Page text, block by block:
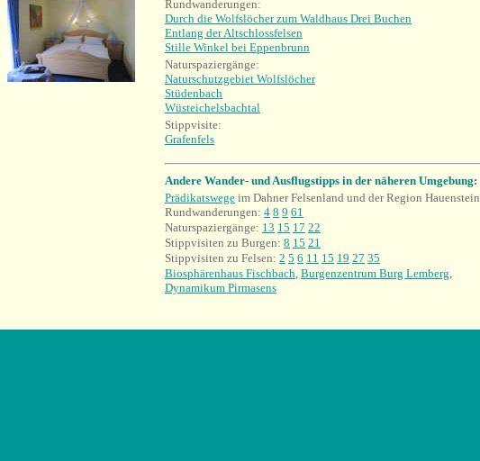
Rundwanderungen:
Durch die Wolfslöcher zum Waldhaus Drei Buchen
Entlang der Altschlossfelsen
Stille Winkel bei Eppenbrunn
Naturspaziergänge:
Naturschutzgebiet Wolfslöcher
Stüdenbach
Wüsteichelsbachtal
Stippvisite:
Grafenfels
Andere Wander- und Ausflugstipps in der näheren Umgebung:
Prädikatswege im Dahner Felsenland und der Region Hauenstein
Rundwanderungen: 4 8 9 61
Naturspaziergänge: 13 15 17 22
Stippvisiten zu Burgen: 8 15 21
Stippvisiten zu Felsen: 2 5 6 11 15 19 27 35
Biosphärenhaus Fischbach, Burgenzentrum Burg Lemberg,
Dynamikum Pirmasens